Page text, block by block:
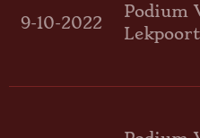
9-10-2022
Podium
Lekpoort